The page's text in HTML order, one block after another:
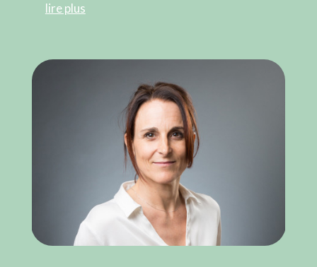
lire plus